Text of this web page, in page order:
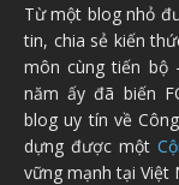
Từ một blog nhỏ
tin, chia sẻ kiến
môn cùng tiến bộ
năm ấy đã biến
blog uy tín về
dựng được một
vững mạnh tại Việt